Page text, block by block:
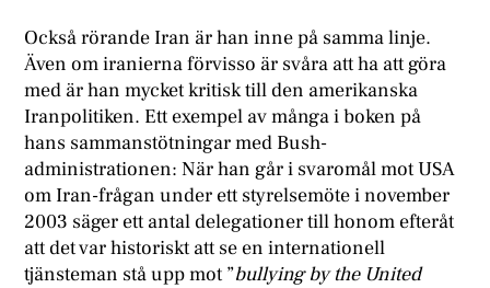
Också rörande Iran är han inne på samma linje.
Även om iranierna förvisso är svåra att ha att göra
med är han mycket kritisk till den amerikanska
Iranpolitiken. Ett exempel av många i boken på
hans sammanstötningar med Bush-
administrationen: När han går i svaromål mot USA
om Iran-frågan under ett styrelsemöte i november
2003 säger ett antal delegationer till honom efteråt
att det var historiskt att se en internationell
tjänsteman stå upp mot ”bullying by the United